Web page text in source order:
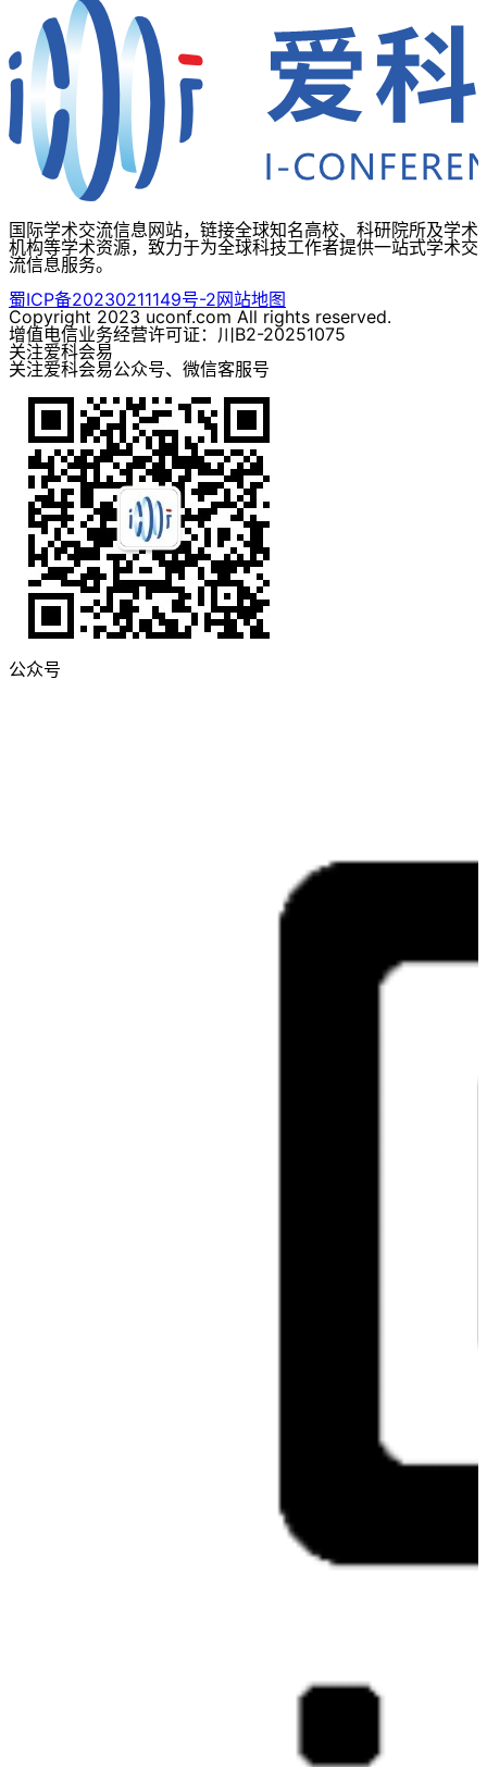
国际学术交流信息网站，链接全球知名高校、科研院所及学术
机构等学术资源，致力于为全球科技工作者提供一站式学术交
流信息服务。
蜀ICP备20230211149号-2网站地图
Copyright 2023 uconf.com All rights reserved.
增值电信业务经营许可证：川B2-20251075
关注爱科会易
关注爱科会易公众号、微信客服号
公众号